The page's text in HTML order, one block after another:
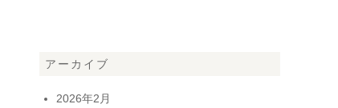
アーカイブ
2026年2月